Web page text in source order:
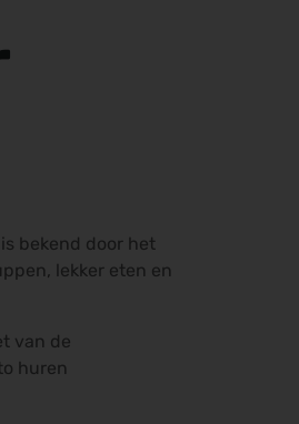
bekend door het
lekker eten en
van de
huren